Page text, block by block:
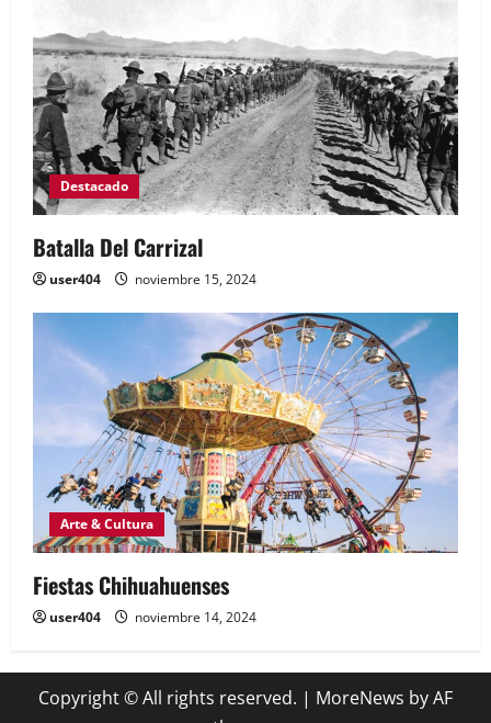
Destacado
Batalla Del Carrizal
user404 noviembre 15, 2024
Arte & Cultura
Fiestas Chihuahuenses
user404 noviembre 14, 2024
Copyright © All rights reserved. | MoreNews by AF